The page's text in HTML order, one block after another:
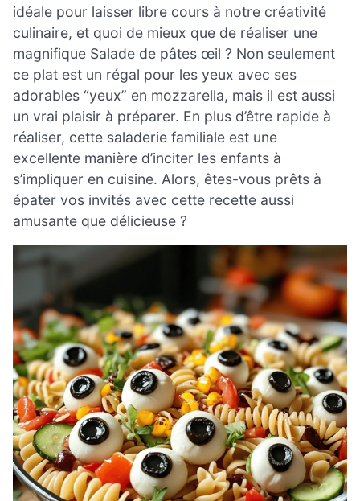
idéale pour laisser libre cours à notre créativité
culinaire, et quoi de mieux que de réaliser une
magnifique Salade de pâtes œil ? Non seulement
ce plat est un régal pour les yeux avec ses
adorables “yeux” en mozzarella, mais il est aussi
un vrai plaisir à préparer. En plus d’être rapide à
réaliser, cette saladerie familiale est une
excellente manière d’inciter les enfants à
s’impliquer en cuisine. Alors, êtes-vous prêts à
épater vos invités avec cette recette aussi
amusante que délicieuse ?